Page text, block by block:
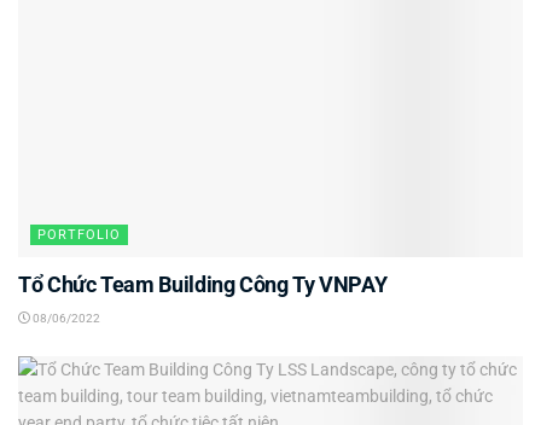
PORTFOLIO
Tổ Chức Team Building Công Ty VNPAY
08/06/2022